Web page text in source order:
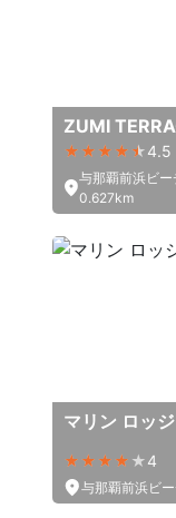
ZUMI
4.5
与那覇前浜ビー
0.627km
マリン ロッ
4
与那覇前浜ビ